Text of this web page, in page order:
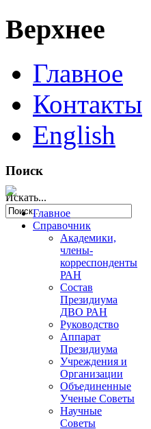
Верхнее
Главное
Контакты
English
Поиск
Искать...
Главное
Справочник
Академики,
члены-
корреспонденты
РАН
Состав
Президиума
ДВО РАН
Руководство
Аппарат
Президиума
Учреждения и
Организации
Объединенные
Ученые Советы
Научные
Советы